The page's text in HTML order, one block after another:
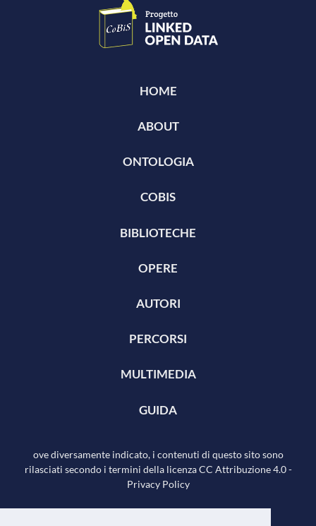
HOME
ABOUT
ONTOLOGIA
COBIS
BIBLIOTECHE
OPERE
AUTORI
PERCORSI
MULTIMEDIA
GUIDA
ove diversamente indicato, i contenuti di questo sito sono
rilasciati secondo i termini della licenza CC Attribuzione 4.0-
Privacy Policy